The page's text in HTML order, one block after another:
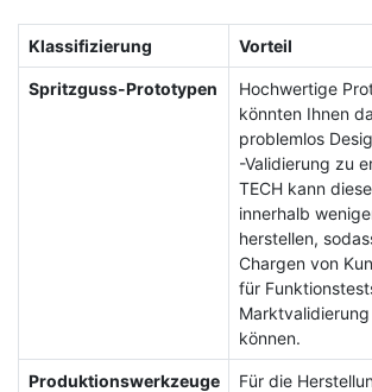
Klassifizierung Vorteil
Spritzguss-Prototypen
Hochwertige
könnten Ihnen
problemlos
-Validierung zu
TECH kann
innerhalb
herstellen,
Chargen von
für
können.
Produktionswerkzeuge
Für die